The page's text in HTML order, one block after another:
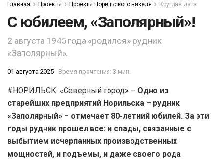
Главная Проекты Проекты Норильского никеля Круглая дата
С юбилеем, «Заполярный»!
2 августа 1945 года «родился» рудник
«Заполярный».
01 августа 2025 Время прочтения: 3 мин.
#НОРИЛЬСК. «Северный город» – Одно из
старейших предприятий Норильска – рудник
«Заполярный» – отмечает 80-летний юбилей. За эти
годы рудник прошел все: и спады, связанные с
выбытием исчерпанных производственных
мощностей, и подъемы, и даже своего рода